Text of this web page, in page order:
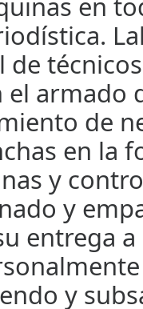
el armado
de
en la
y
y
entrega
y